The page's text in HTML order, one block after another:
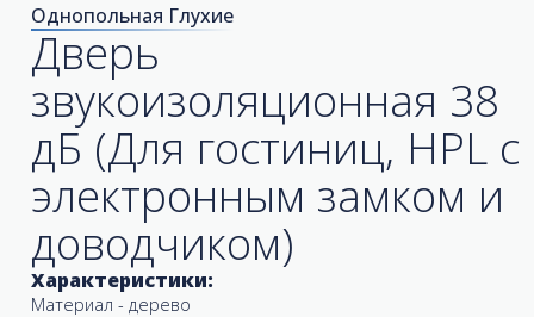
Однопольная Глухие
Дверь
звукоизоляционная 38
дБ (Для гостиниц, HPL с
электронным замком и
доводчиком)
Характеристики:
Материал - дерево